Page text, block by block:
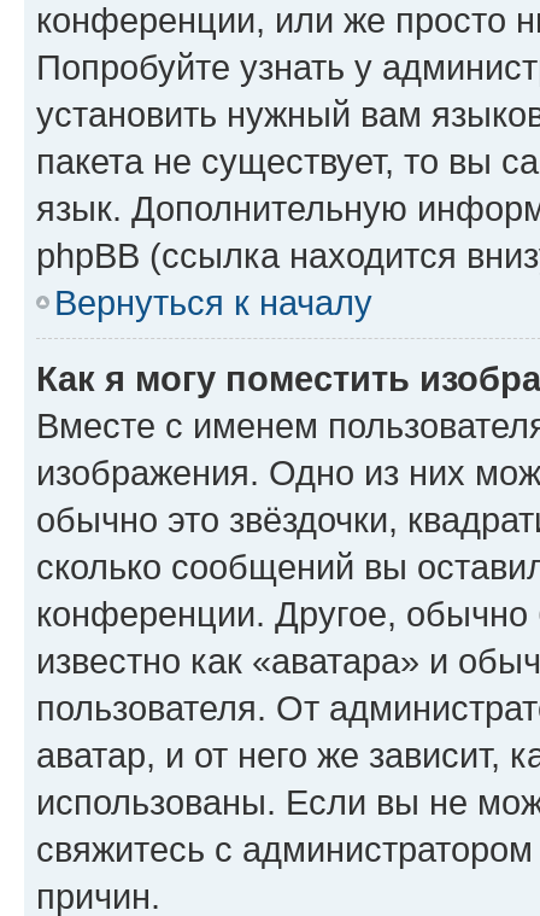
конференции, или же просто
Попробуйте узнать у
установить нужный вам
пакета не существует, то вы
язык. Дополнительную
phpBB (ссылка находится
Вернуться к началу
Как я могу поместить
Вместе с именем
изображения. Одно из них
обычно это звёздочки,
сколько сообщений вы
конференции. Другое,
известно как «аватара» и
пользователя. От
аватар, и от него же зависит,
использованы. Если вы не
свяжитесь с
причин.